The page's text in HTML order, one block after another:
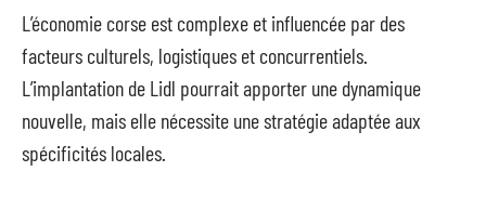
L’économie corse est complexe et influencée par des
facteurs culturels, logistiques et concurrentiels.
L’implantation de Lidl pourrait apporter une dynamique
nouvelle, mais elle nécessite une stratégie adaptée aux
spécificités locales.